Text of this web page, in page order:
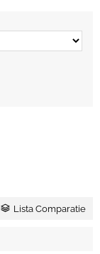
Lista Comparatie